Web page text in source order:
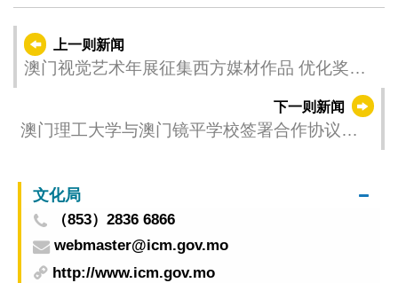
上一则新闻
澳门视觉艺术年展征集西方媒材作品 优化奖励
下一则新闻
澳门理工大学与澳门镜平学校签署合作协议培
文化局
（853）2836 6866
webmaster@icm.gov.mo
http://www.icm.gov.mo